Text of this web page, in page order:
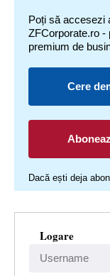
Poți să accesezi
ZFCorporate.ro -
premium de
Cere
Dacă ești deja
Logare